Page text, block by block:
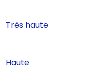
Très haute
Haute